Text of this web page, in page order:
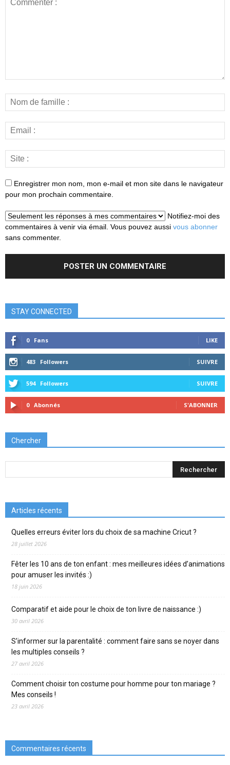
Enregistrer mon nom, mon e-mail et mon site dans le navigateur
pour mon prochain commentaire.
Notifiez-moi des
commentaires à venir via émail. Vous pouvez aussi vous abonner
sans commenter.
STAY CONNECTED
0 Fans LIKE
483 Followers SUIVRE
594 Followers SUIVRE
0 Abonnés S'ABONNER
Chercher
Articles récents
Quelles erreurs éviter lors du choix de sa machine Cricut ?
28 juillet 2026
Fêter les 10 ans de ton enfant : mes meilleures idées d’animations
pour amuser les invités :)
18 juin 2026
Comparatif et aide pour le choix de ton livre de naissance :)
30 avril 2026
S’informer sur la parentalité : comment faire sans se noyer dans
les multiples conseils ?
27 avril 2026
Comment choisir ton costume pour homme pour ton mariage ?
Mes conseils !
23 avril 2026
Commentaires récents